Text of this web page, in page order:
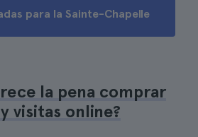
para la Sainte-Chapelle
la pena comprar
visitas online?